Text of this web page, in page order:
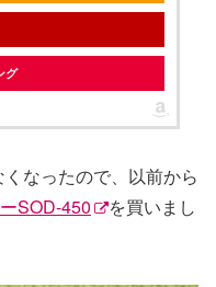
グ
なったので、以前から
SOD-450
を買いまし